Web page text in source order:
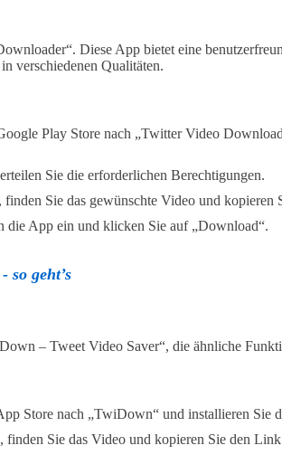
Diese App bietet eine
verschiedenen Qualitäten.
Play Store nach „Twitter Video
Sie die erforderlichen Berechtigungen.
Sie das gewünschte Video und kopieren
die App ein und klicken Sie auf „Download“.
so geht’s
– Tweet Video Saver“, die ähnliche
Store nach „TwiDown“ und installieren Sie
Sie das Video und kopieren Sie den